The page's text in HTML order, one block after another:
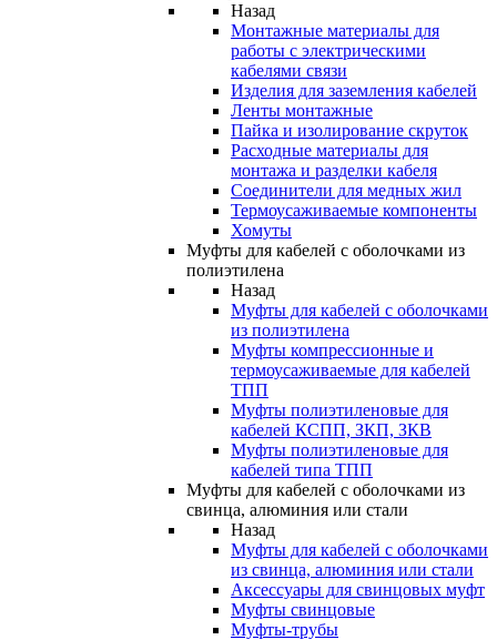
Назад
Монтажные материалы для
работы с электрическими
кабелями связи
Изделия для заземления кабелей
Ленты монтажные
Пайка и изолирование скруток
Расходные материалы для
монтажа и разделки кабеля
Соединители для медных жил
Термоусаживаемые компоненты
Хомуты
Муфты для кабелей с оболочками из
полиэтилена
Назад
Муфты для кабелей с оболочками
из полиэтилена
Муфты компрессионные и
термоусаживаемые для кабелей
ТПП
Муфты полиэтиленовые для
кабелей КСПП, ЗКП, ЗКВ
Муфты полиэтиленовые для
кабелей типа ТПП
Муфты для кабелей с оболочками из
свинца, алюминия или стали
Назад
Муфты для кабелей с оболочками
из свинца, алюминия или стали
Аксессуары для свинцовых муфт
Муфты свинцовые
Муфты-трубы